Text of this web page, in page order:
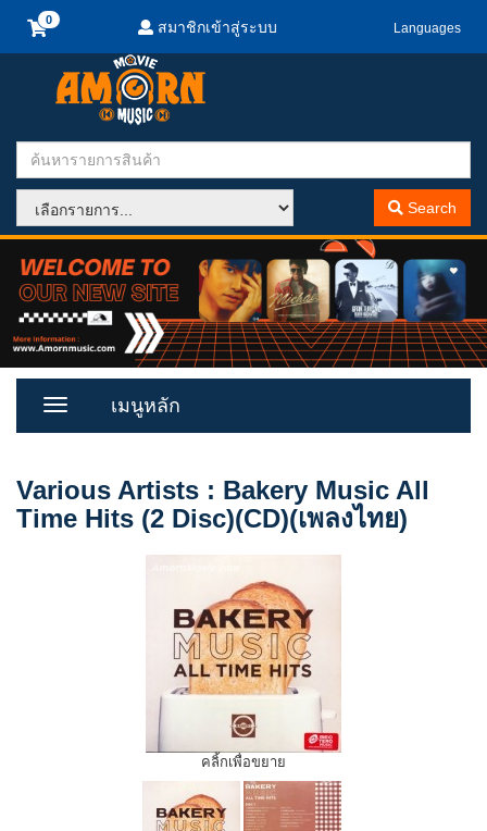
สมาชิกเข้าสู่ระบบ Languages
Search
Toggle
เมนูหลัก
Various Artists : Bakery Music All
Time Hits (2 Disc)(CD)(เพลงไทย)
คลิ้กเพื่อขยาย